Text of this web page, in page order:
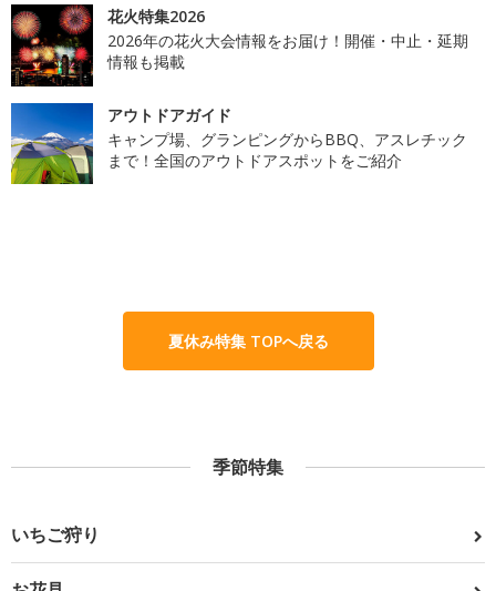
花火特集2026
2026年の花火大会情報をお届け！開催・中止・延期
情報も掲載
アウトドアガイド
キャンプ場、グランピングからBBQ、アスレチック
まで！全国のアウトドアスポットをご紹介
夏休み特集 TOPへ戻る
季節特集
いちご狩り